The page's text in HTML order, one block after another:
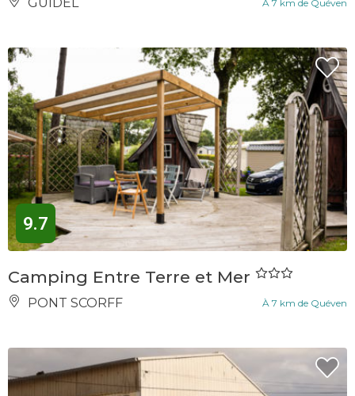
GUIDEL
À 7 km de Quéven
9.7
Camping Entre Terre et Mer
PONT SCORFF À 7 km de Quéven